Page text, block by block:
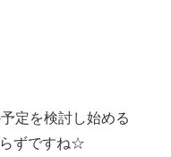
定を検討し始める
ずですね☆